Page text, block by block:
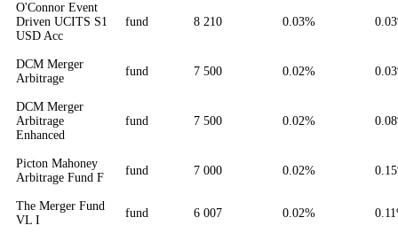
O'Connor Event
Driven UCITS S1
USD Acc
fund 8 210 0.03%
DCM Merger
Arbitrage
fund 7 500 0.02%
DCM Merger
Arbitrage
Enhanced
fund 7 500 0.02%
Picton Mahoney
Arbitrage Fund F
fund 7 000 0.02%
The Merger Fund
VL I
fund 6 007 0.02%